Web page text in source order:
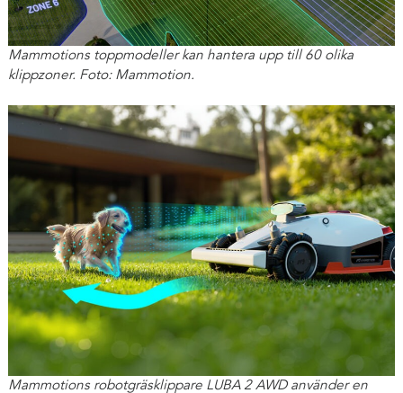
Mammotions toppmodeller kan hantera upp till 60 olika
klippzoner. Foto: Mammotion.
Mammotions robotgräsklippare LUBA 2 AWD använder en